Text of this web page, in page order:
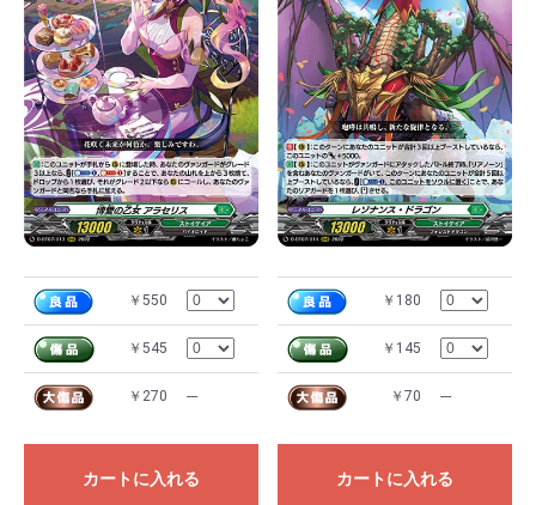
￥550
￥545
￥270 ---
カートに入れる
￥180
￥145
￥70 ---
カートに入れる